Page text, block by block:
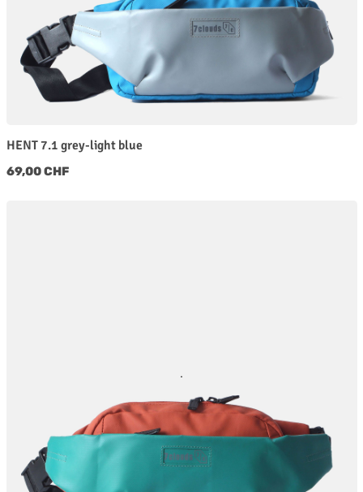
HENT 7.1 grey-light blue
Regulärer Preis:
69,00 CHF